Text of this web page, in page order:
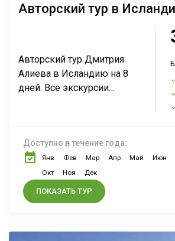
Авторский тур в
Авторский тур Дмитрия
Алиева в Исландию на 8
дней. Все экскурсии
экскурсий. Смотрите
описание в полной версии.
Доступно в течение года:
Янв Фев Мар Апр Май Июн
Окт
Ноя Дек
ПОКАЗАТЬ ТУР